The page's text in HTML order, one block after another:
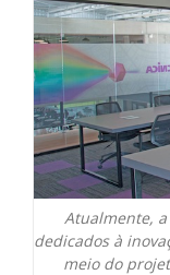
Atualmente,
dedicados à
meio do